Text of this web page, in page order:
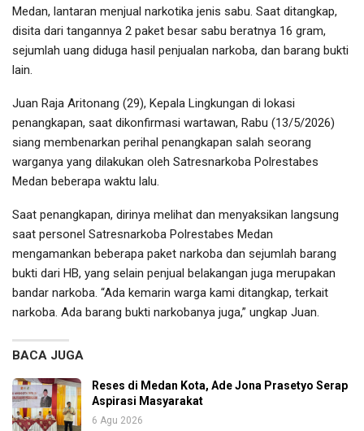
Medan, lantaran menjual narkotika jenis sabu. Saat ditangkap,
disita dari tangannya 2 paket besar sabu beratnya 16 gram,
sejumlah uang diduga hasil penjualan narkoba, dan barang bukti
lain.
Juan Raja Aritonang (29), Kepala Lingkungan di lokasi
penangkapan, saat dikonfirmasi wartawan, Rabu (13/5/2026)
siang membenarkan perihal penangkapan salah seorang
warganya yang dilakukan oleh Satresnarkoba Polrestabes
Medan beberapa waktu lalu.
Saat penangkapan, dirinya melihat dan menyaksikan langsung
saat personel Satresnarkoba Polrestabes Medan
mengamankan beberapa paket narkoba dan sejumlah barang
bukti dari HB, yang selain penjual belakangan juga merupakan
bandar narkoba. “Ada kemarin warga kami ditangkap, terkait
narkoba. Ada barang bukti narkobanya juga,” ungkap Juan.
BACA JUGA
Reses di Medan Kota, Ade Jona Prasetyo Serap
Aspirasi Masyarakat
6 Agu 2026